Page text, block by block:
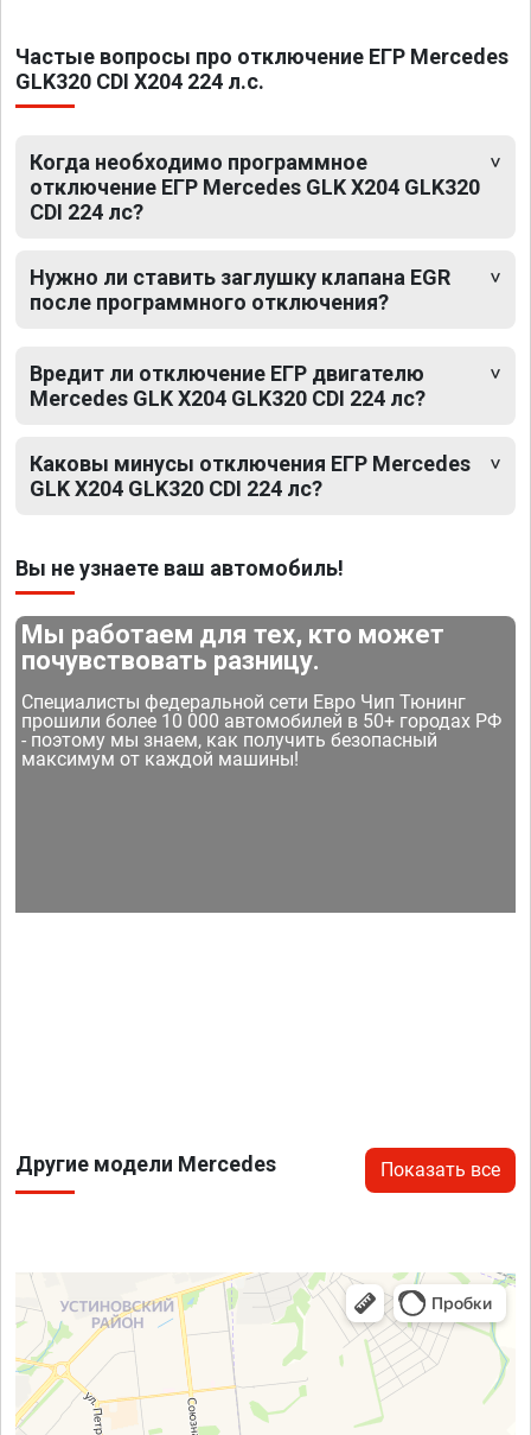
Частые вопросы про отключение ЕГР Mercedes
GLK320 CDI X204 224 л.с.
Когда необходимо программное
отключение ЕГР Mercedes GLK X204 GLK320
CDI 224 лс?
Нужно ли ставить заглушку клапана EGR
после программного отключения?
Вредит ли отключение ЕГР двигателю
Mercedes GLK X204 GLK320 CDI 224 лс?
Каковы минусы отключения ЕГР Mercedes
GLK X204 GLK320 CDI 224 лс?
Вы не узнаете ваш автомобиль!
Мы работаем для тех, кто может
почувствовать разницу.
Специалисты федеральной сети Евро Чип Тюнинг
прошили более 10 000 автомобилей в 50+ городах РФ
- поэтому мы знаем, как получить безопасный
максимум от каждой машины!
Другие модели Mercedes Показать все